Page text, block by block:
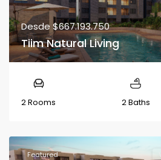
Desde $667.193.750
Tiim Natural Living
2 Rooms 2 Baths
Featured